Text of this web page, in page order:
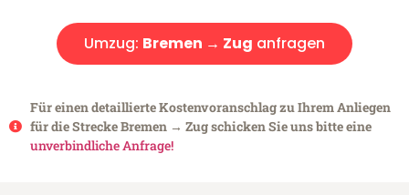
Umzug: Bremen → Zug anfragen
Für einen detaillierte Kostenvoranschlag zu Ihrem Anliegen
für die Strecke Bremen → Zug schicken Sie uns bitte eine
unverbindliche Anfrage!